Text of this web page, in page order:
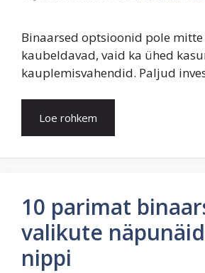
Binaarsed optsioonid pole
kaubeldavad, vaid ka ühed
kauplemisvahendid. Paljud
Loe rohkem
10 parimat
valikute
nippi